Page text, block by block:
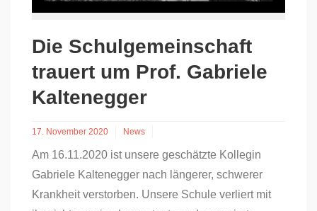
Die Schulgemeinschaft
trauert um Prof. Gabriele
Kaltenegger
17. November 2020 News
Am 16.11.2020 ist unsere geschätzte Kollegin
Gabriele Kaltenegger nach längerer, schwerer
Krankheit verstorben. Unsere Schule verliert mit